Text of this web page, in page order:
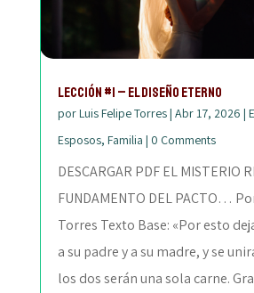
Lección #1 – El Diseño Eterno
porLuis Felipe Torres| Abr 17, 2026 |
Esposos, Familia | 0 Comments
DESCARGAR PDF EL MISTERIO
FUNDAMENTO DEL PACTO…
Torres Texto Base: «Por esto
a su padre y a su madre, y se
los dos serán una sola carne.